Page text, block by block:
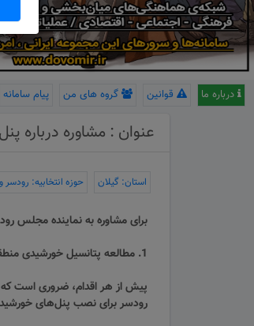
درباره ما قوانین گروه های من پیام سامانه
عنوان : مشاوره درباره
استان: گیلان حوزه انتخابیه:
برای مشاوره به نماینده مجلس
1. مطالعه پتانسیل خورشیدی منطقه
پیش از هر اقدام، ضروری است
رودسر برای نصب پنل‌های